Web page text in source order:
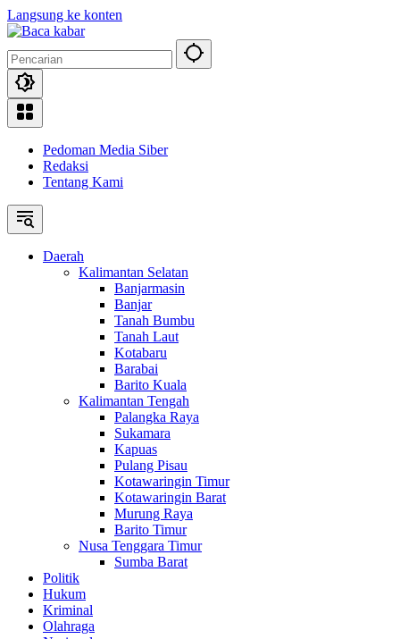
Langsung ke konten
Pedoman Media Siber
Redaksi
Tentang Kami
Daerah
Kalimantan Selatan
Banjarmasin
Banjar
Tanah Bumbu
Tanah Laut
Kotabaru
Barabai
Barito Kuala
Kalimantan Tengah
Palangka Raya
Sukamara
Kapuas
Pulang Pisau
Kotawaringin Timur
Kotawaringin Barat
Murung Raya
Barito Timur
Nusa Tenggara Timur
Sumba Barat
Politik
Hukum
Kriminal
Olahraga